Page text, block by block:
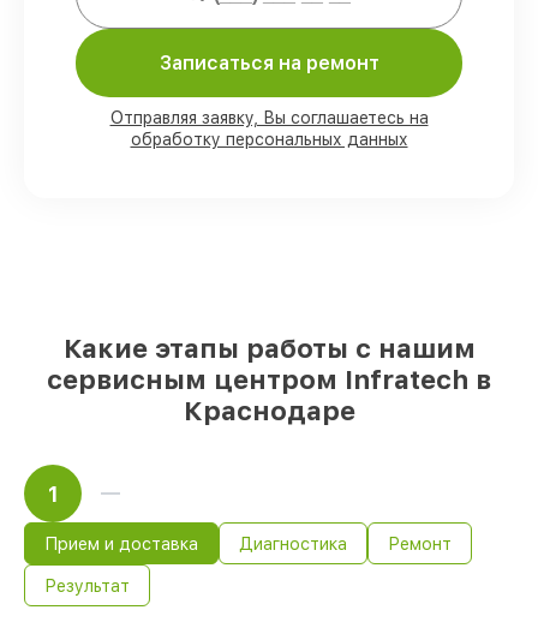
возможностью личного присутствия
владельца
90%запчастей Infratech имеются на
складе в Краснодаре, остальные
Записаться на ремонт
Отправляя заявку, Вы соглашаетесь на
обработку персональных данных
Какие этапы работы с нашим
сервисным центром Infratech в
Краснодаре
1
Прием и доставка Диагностика Ремонт
Результат